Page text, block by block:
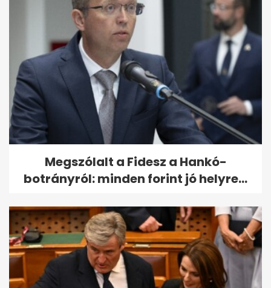
Megszólalt a Fidesz a Hankó-
botrányról: minden forint jó helyre...